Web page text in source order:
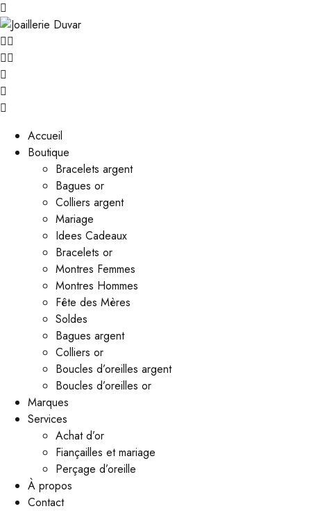
Accueil
Boutique
Bracelets argent
Bagues or
Colliers argent
Mariage
Idees Cadeaux
Bracelets or
Montres Femmes
Montres Hommes
Fête des Mères
Soldes
Bagues argent
Colliers or
Boucles d’oreilles argent
Boucles d’oreilles or
Marques
Services
Achat d’or
Fiançailles et mariage
Perçage d’oreille
À propos
Contact